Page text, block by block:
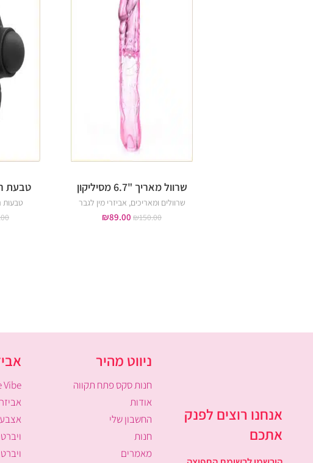
שרוול מאריך "6.7 מסיליקון
שרוולים ומאריכים, אביזרי מין לגבר
₪150.00
₪89.00
טבעת
טבעות
אנחנו רוצים לפנק
אתכם
ניווט מהיר
חנות סקס פתח תקווה
אודות
החשבון שלי
חנות
מאמרים
Vibe